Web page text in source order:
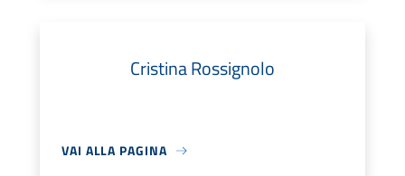
Cristina Rossignolo
VAI ALLA PAGINA